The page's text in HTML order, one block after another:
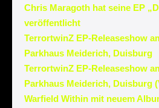
Chris Maragoth hat seine EP
veröffentlicht
TerrortwinZ EP-Releaseshow
Parkhaus Meiderich, Duisburg
TerrortwinZ EP-Releaseshow
Parkhaus Meiderich, Duisburg
Warfield Within mit neuem